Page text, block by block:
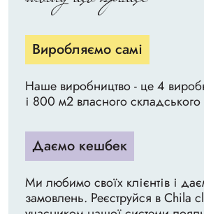
Виробляємо самі
Наше виробництво - це 4
і 800 м2 власного
Даємо кешбек
Ми любимо своїх клієнтів і
замовлень. Реєструйся в Chila